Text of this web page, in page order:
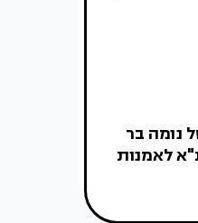
נומה בר
לאמנות